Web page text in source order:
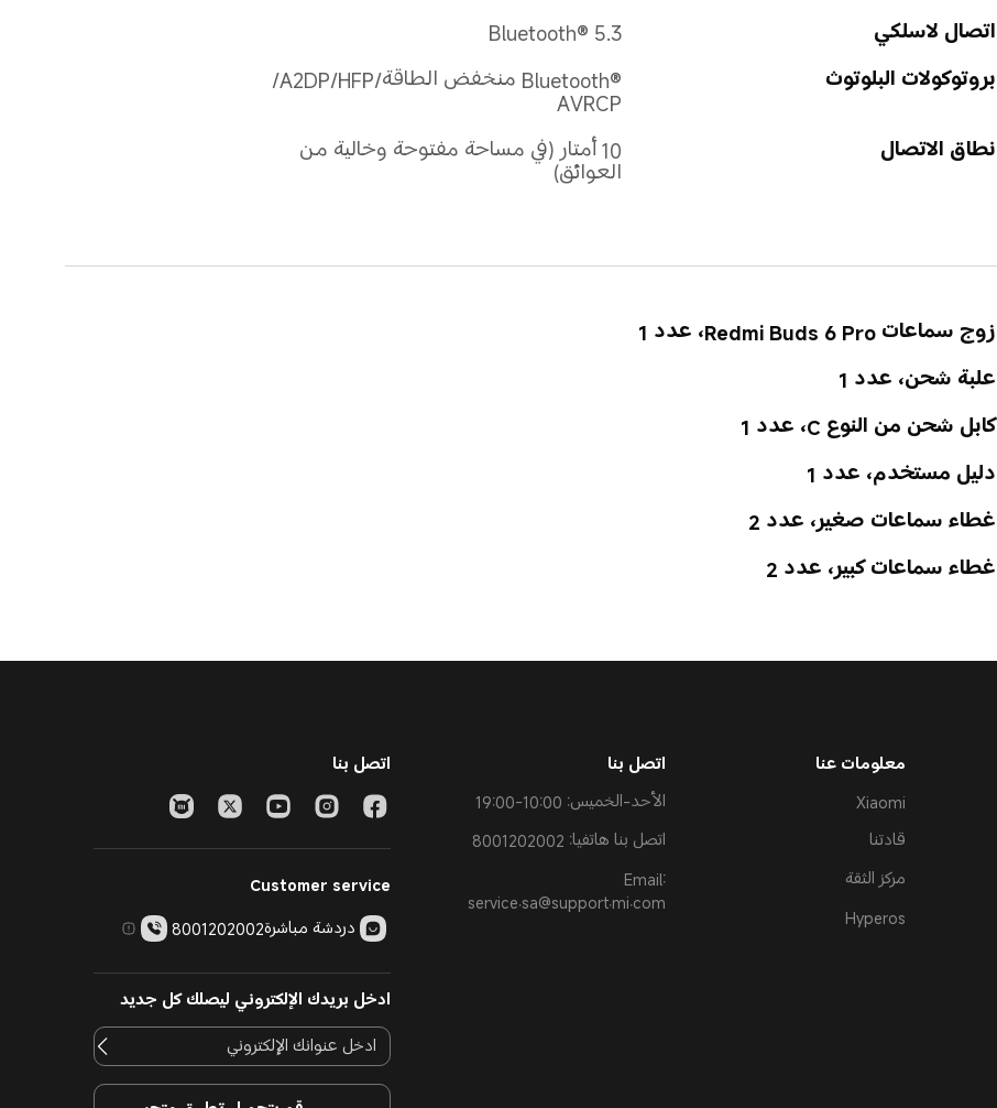
اتصال لاسلكي
Bluetooth® 5.3
بروتوكولات البلوتوث
Bluetooth®‎ منخفض الطاقة/HFP/‏A2DP/‏
AVRCP
نطاق الاتصال
10 أمتار (في مساحة مفتوحة وخالية من
العوائق)
زوج سماعات Redmi Buds 6 Pro، عدد 1
علبة شحن، عدد 1
كابل شحن من النوع C، عدد 1
دليل مستخدم، عدد 1
غطاء سماعات صغير، عدد 2
غطاء سماعات كبير، عدد 2
معلومات عنا
Xiaomi
قادتنا
مركز الثقة
Hyperos
اتصل بنا
الأحد-الخميس: 10:00-19:00
اتصل بنا هاتفيا: 8001202002
Email:
service.sa@support.mi.com
اتصل بنا
Customer service
دردشة مباشرة8001202002
ادخل بريدك الإلكتروني ليصلك كل جديد